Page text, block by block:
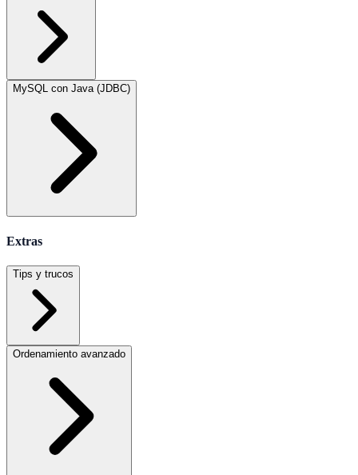
MySQL con Java (JDBC)
Extras
Tips y trucos
Ordenamiento avanzado